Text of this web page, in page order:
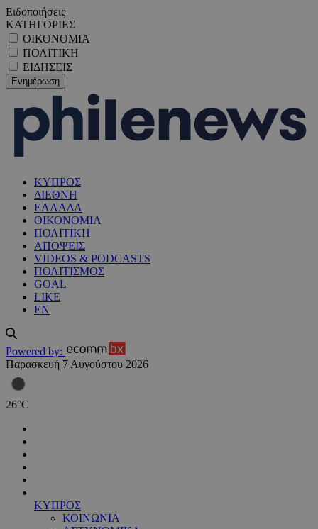
Ειδοποιήσεις
ΚΑΤΗΓΟΡΙΕΣ
ΟΙΚΟΝΟΜΙΑ
ΠΟΛΙΤΙΚΗ
ΕΙΔΗΣΕΙΣ
ΚΥΠΡΟΣ
ΔΙΕΘΝΗ
ΕΛΛΑΔΑ
ΟΙΚΟΝΟΜΙΑ
ΠΟΛΙΤΙΚΗ
ΑΠΟΨΕΙΣ
VIDEOS & PODCASTS
ΠΟΛΙΤΙΣΜΟΣ
GOAL
LIKE
EN
Powered by:
Παρασκευή 7 Αυγούστου 2026
26°C
ΚΥΠΡΟΣ
ΚΟΙΝΩΝΙΑ